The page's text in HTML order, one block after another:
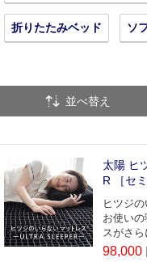
折りたたみベッド ソ
並べ替え
太陽 ヒ
R ［セ
ヒツジ
お使い
スがさら
98,000